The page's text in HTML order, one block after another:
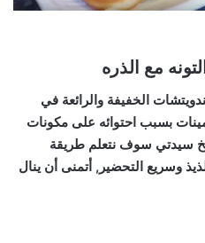
مع الذره
الخفيفة والرائعة في
بسبب احتوائه على مكونات
سيدتي سوف نتعلم طريقة
وسريع التحضير, أتمنى أن ينال